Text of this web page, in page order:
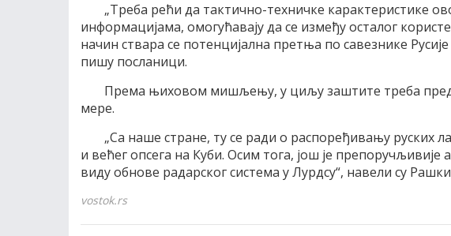
„Треба рећи да тактично-техничке карактеристике
информацијама, омогућавају да се између осталог
начин ствара се потенцијална претња по савезнике
пишу посланици.
Према њиховом мишљењу, у циљу заштите треба
мере.
„Са наше стране, ту се ради о распоређивању руских
и већег опсега на Куби. Осим тога, још је
виду обнове радарског система у Лурдсу“, навели су
vostok.rs